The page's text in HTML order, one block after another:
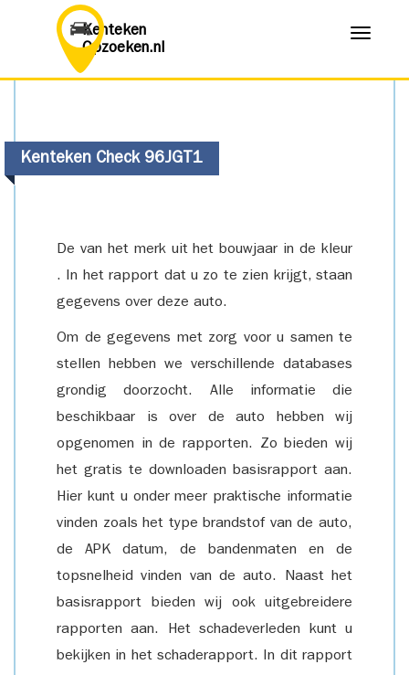
Kenteken
Opzoeken.nl
Menu
Kenteken Check 96JGT1
De van het merk uit het bouwjaar in de kleur
. In het rapport dat u zo te zien krijgt, staan
gegevens over deze auto.
Om de gegevens met zorg voor u samen te
stellen hebben we verschillende databases
grondig doorzocht. Alle informatie die
beschikbaar is over de auto hebben wij
opgenomen in de rapporten. Zo bieden wij
het gratis te downloaden basisrapport aan.
Hier kunt u onder meer praktische informatie
vinden zoals het type brandstof van de auto,
de APK datum, de bandenmaten en de
topsnelheid vinden van de auto. Naast het
basisrapport bieden wij ook uitgebreidere
rapporten aan. Het schadeverleden kunt u
bekijken in het schaderapport. In dit rapport